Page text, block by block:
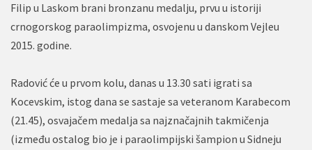
Filip u Laskom brani bronzanu medalju, prvu u istoriji
crnogorskog paraolimpizma, osvojenu u danskom Vejleu
2015. godine.
Radović će u prvom kolu, danas u 13.30 sati igrati sa
Kocevskim, istog dana se sastaje sa veteranom Karabecom
(21.45), osvajačem medalja sa najznačajnih takmičenja
(između ostalog bio je i paraolimpijski šampion u Sidneju